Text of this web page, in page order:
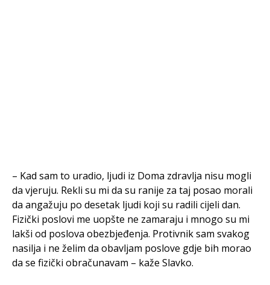
– Kad sam to uradio, ljudi iz Doma zdravlja nisu mogli
da vjeruju. Rekli su mi da su ranije za taj posao morali
da angažuju po desetak ljudi koji su radili cijeli dan.
Fizički poslovi me uopšte ne zamaraju i mnogo su mi
lakši od poslova obezbjeđenja. Protivnik sam svakog
nasilja i ne želim da obavljam poslove gdje bih morao
da se fizički obračunavam – kaže Slavko.